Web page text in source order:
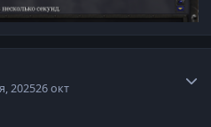
202526 окт